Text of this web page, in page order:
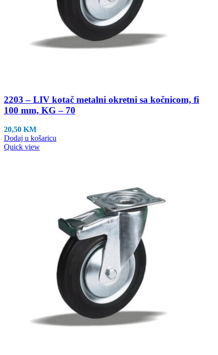
2203 – LIV kotač metalni okretni sa kočnicom, fi
100 mm, KG – 70
20,50 KM
Dodaj u košaricu
Quick view